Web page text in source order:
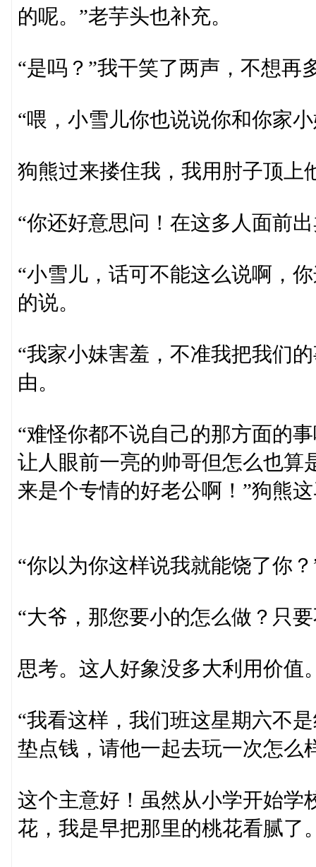
的呢。”老芋头也补充。
“是吗？”我干笑了两声，不想再
“喂，小雪儿你也说说你和你家
狗熊过来搂住我，我用肘子顶上
“你还好意思问！在这多人面前
“小雪儿，话可不能这么说啊，
的说。
“我家小妹害羞，不准我把我们
由。
“难怪你都不说自己的那方面的
让人眼前一亮的帅哥但怎么也算
来是个专情的好老公啊！”狗熊
“你以为你这样说我就能饶了你
“大爷，那您要小的怎么做？只
思考。这人好象没多大利用价值
“我看这样，我们班这星期六不
垫点钱，请他一起去玩一次怎么
这个主意好！虽然从小学开始学
花，我是早把那里的桃花看腻了